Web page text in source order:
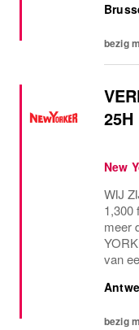
bezig
25H
New
WIJ
1,300
meer
van
bezig